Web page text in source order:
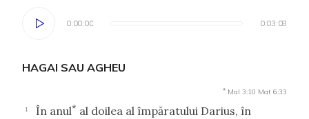
0:00:00 0:03:08
0:00:00 0:03:08
HAGAI SAU AGHEU
* Mal 3:10 Mat 6:33
1 În anul* al doilea al împăratului Darius, în